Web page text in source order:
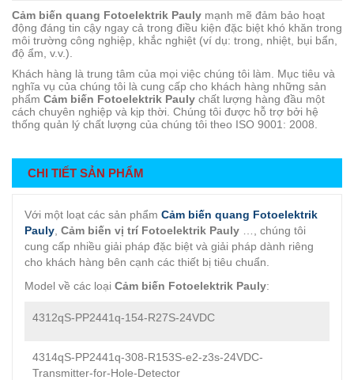
Cảm biến quang Fotoelektrik Pauly mạnh mẽ đảm bảo hoạt
động đáng tin cậy ngay cả trong điều kiện đặc biệt khó khăn trong
môi trường công nghiệp, khắc nghiệt (ví dụ: trong, nhiệt, bụi bẩn,
độ ẩm, v.v.).
Khách hàng là trung tâm của mọi việc chúng tôi làm. Mục tiêu và
nghĩa vụ của chúng tôi là cung cấp cho khách hàng những sản
phẩm Cảm biến Fotoelektrik Pauly chất lượng hàng đầu một
cách chuyên nghiệp và kịp thời. Chúng tôi được hỗ trợ bởi hệ
thống quản lý chất lượng của chúng tôi theo ISO 9001: 2008.
CHI TIẾT SẢN PHẨM
Với một loạt các sản phẩm Cảm biến quang Fotoelektrik
Pauly Cảm biến vị trí Fotoelektrik Pauly …, chúng tôi
cung cấp nhiều giải pháp đặc biệt và giải pháp dành riêng
cho khách hàng bên cạnh các thiết bị tiêu chuẩn.
Model về các loại Cảm biến Fotoelektrik Pauly:
4312qS-PP2441q-154-R27S-24VDC
4314qS-PP2441q-308-R153S-e2-z3s-24VDC-
Transmitter-for-Hole-Detector